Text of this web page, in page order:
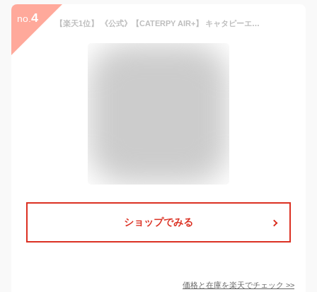
no. 4 【楽天1位】 《公式》【CATERPY AIR+】 キャタピーエアープラス 靴ひも 結ばない 靴紐 シューレース スニーカー ほどけない ゴム 簡単 スポーツ ランニング ジョギング マラソン サッカー メンズ レディース 子供用 ファッション ニューバランス
ショップでみる
価格と在庫を楽天でチェック >>